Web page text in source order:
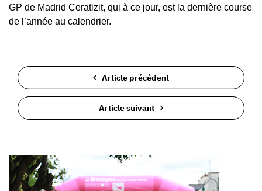
GP de Madrid Ceratizit, qui à ce jour, est la dernière course
de l’année au calendrier.
Article précédent
Article suivant